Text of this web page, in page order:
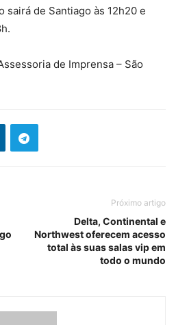
sairá de Santiago às 12h20 e
de Imprensa – São
Próximo artigo
Delta, Continental e
Northwest oferecem acesso
total às suas salas vip em
todo o mundo